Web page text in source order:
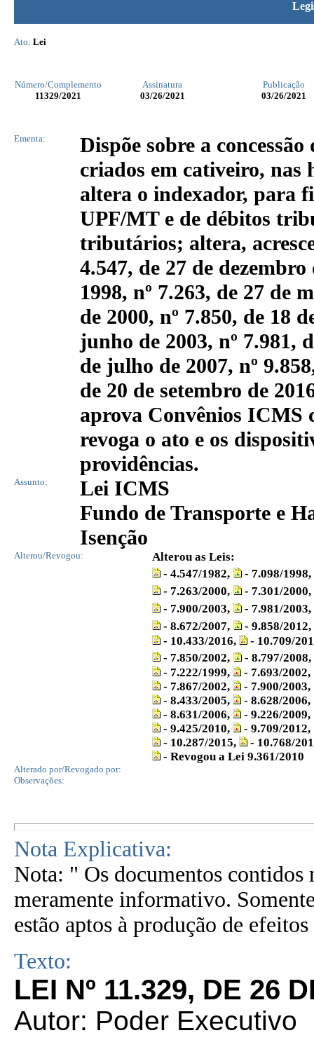
Ato: Lei
Número/Complemento Assinatura
Publicação
11329/2021 03/26/2021 03/26/2021
Ementa:
Dispõe sobre a
criados em cativeiro, nas
altera o indexador, para
UPF/MT e de débitos
tributários; altera,
4.547, de 27 de
1998, nº 7.263, de 27 de
de 2000, nº 7.850, de 18
junho de 2003, nº 7.981,
de julho de 2007, nº
de 20 de setembro de
aprova Convênios ICMS
revoga o ato e os
providências.
Assunto:
Lei ICMS
Fundo de Transporte e
Isenção
Alterou/Revogou:
Alterou as Leis:
- 4.547/1982,
- 7.098/1998,
- 7.263/2000,
- 7.301/2000,
- 7.900/2003,
- 7.981/2003,
- 8.672/2007,
- 9.858/2012,
- 10.433/2016,
- 10.709/
- 7.850/2002,
- 8.797/2008,
- 7.222/1999,
- 7.693/2002,
- 7.867/2002,
- 7.900/2003,
- 8.433/2005,
- 8.628/2006,
- 8.631/2006,
- 9.226/2009,
- 9.425/2010,
- 9.709/2012,
- 10.287/2015,
- 10.768/
- Revogou a Lei 9.361/2010
Alterado por/Revogado por:
Observações:
Nota Explicativa:
Nota: " Os documentos contidos
meramente informativo.
estão aptos à produção de
Texto:
LEI Nº 11.329, DE 26
Autor: Poder Executivo